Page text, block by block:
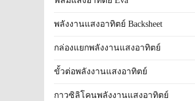
พลังงานแสงอาทิตย์ Backsheet
กล่องแยกพลังงานแสงอาทิตย์
ขั้วต่อพลังงานแสงอาทิตย์
กาวซิลิโคนพลังงานแสงอาทิตย์